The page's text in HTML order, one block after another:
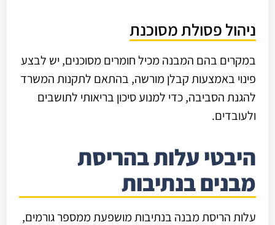
ניהול פסולת מסוכנת
במקרים בהם המבנה מכיל חומרים מסוכנים, יש לבצע
פינוי באמצעות קבלן מורשה, בהתאם לתקנות המשרד
להגנת הסביבה, כדי למנוע סיכון בריאותי לתושבים
ולעובדים.
היבטי עלות בהריסת
מבנים בנתיבות
עלות הריסת מבנה בנתיבות מושפעת ממספר גורמים,